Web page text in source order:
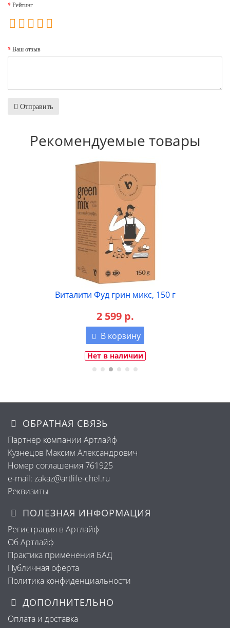
Рейтинг
Ваш отзыв
Отправить
Рекомендуемые товары
Виталити Фуд грин микс, 150 г
2 599 р.
В корзину
Нет в наличии
ОБРАТНАЯ СВЯЗЬ
Партнер компании Артлайф
Кузнецов Максим Александрович
Номер соглашения 761925
e-mail: zakaz@artlife-chel.ru
Реквизиты
ПОЛЕЗНАЯ ИНФОРМАЦИЯ
Регистрация в Артлайф
Об Артлайф
Практика применения БАД
Публичная оферта
Политика конфиденциальности
ДОПОЛНИТЕЛЬНО
Оплата и доставка